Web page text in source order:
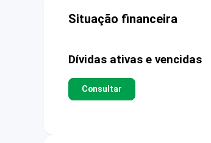
Situação financeira
Dívidas ativas e vencidas
Consultar